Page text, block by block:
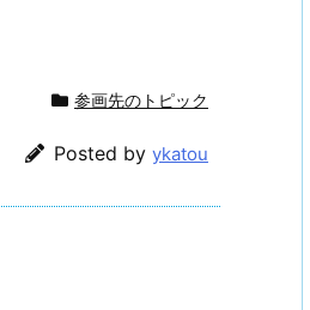
参画先のトピック
Posted by ykatou